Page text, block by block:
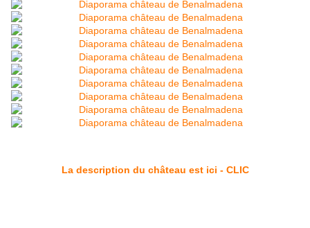
La description du château est ici - CLIC